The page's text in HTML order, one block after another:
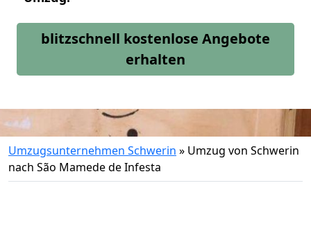
blitzschnell kostenlose Angebote
erhalten
Umzugsunternehmen Schwerin » Umzug von Schwerin
nach São Mamede de Infesta